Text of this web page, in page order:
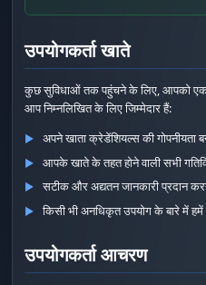
उपयोगकर्ता खाते
कुछ सुविधाओं तक पहुंचने के लिए, आपको एक
आप निम्नलिखित के लिए जिम्मेदार हैं:
▶ अपने खाता क्रेडेंशियल्स की गोपनीयता
▶ आपके खाते के तहत होने वाली सभी
▶ सटीक और अद्यतन जानकारी प्रदान
▶ किसी भी अनधिकृत उपयोग के बारे में
उपयोगकर्ता आचरण